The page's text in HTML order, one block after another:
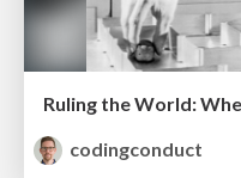
Ruling the World:
codingconduct